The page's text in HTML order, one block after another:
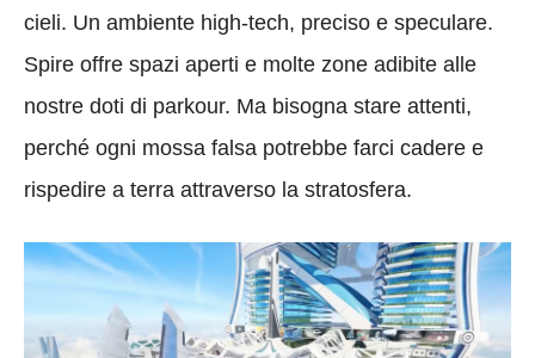
cieli. Un ambiente high-tech, preciso e speculare.
Spire offre spazi aperti e molte zone adibite alle
nostre doti di parkour. Ma bisogna stare attenti,
perché ogni mossa falsa potrebbe farci cadere e
rispedire a terra attraverso la stratosfera.